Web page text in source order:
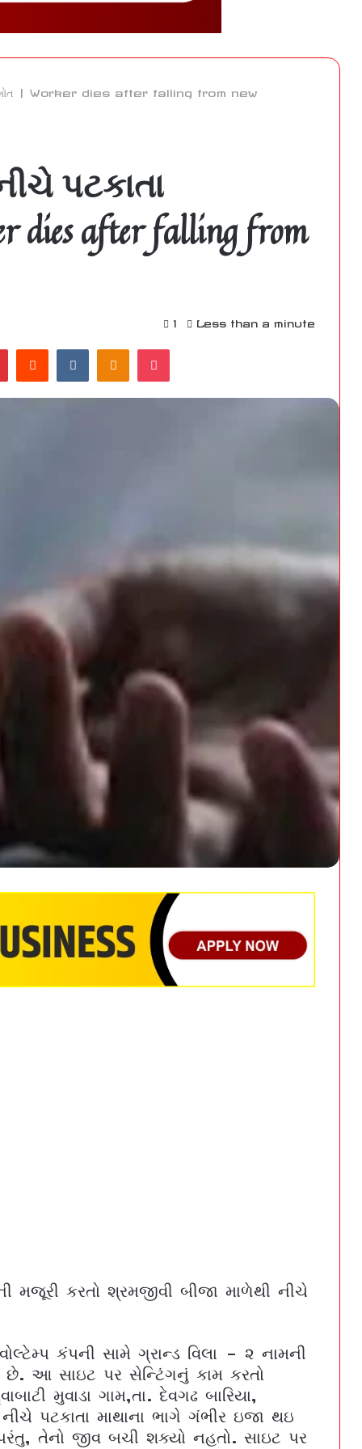
મોત | Worker dies after falling from new
પટકાતા
after falling from
1 Less than a minute
VKontakte
મજૂરી કરતો શ્રમજીવી બીજા માળેથી નીચે
કંપની સામે ગ્રાન્ડ વિલા – ૨ નામની
છે. આ સાઇટ પર સેન્ટિંગનું કામ કરતો
મુવાડા ગામ,તા. દેવગઢ બારિયા,
પટકાતા માથાના ભાગે ગંભીર ઇજા થઇ
તેનો જીવ બચી શક્યો નહતો. સાઇટ પર
ભાયાવદરમાં વ્યાજખોરોની ઉઘરાણી અને ધમકીથી